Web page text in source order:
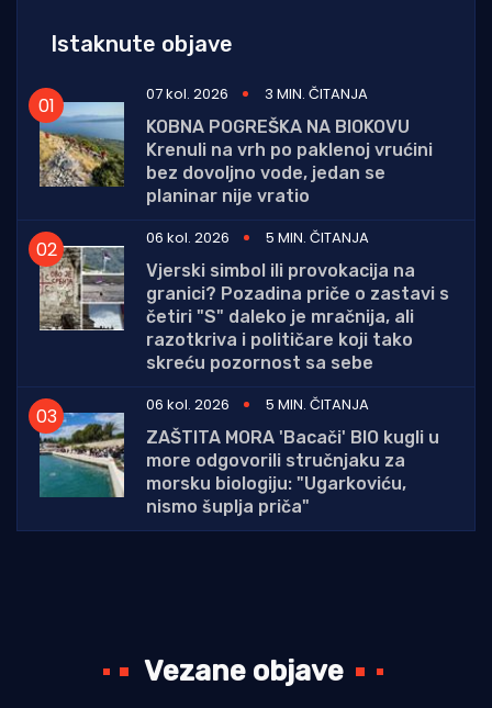
Istaknute objave
07 kol. 2026
3 MIN. ČITANJA
KOBNA POGREŠKA NA BIOKOVU
Krenuli na vrh po paklenoj vrućini
bez dovoljno vode, jedan se
planinar nije vratio
06 kol. 2026
5 MIN. ČITANJA
Vjerski simbol ili provokacija na
granici? Pozadina priče o zastavi s
četiri "S" daleko je mračnija, ali
razotkriva i političare koji tako
skreću pozornost sa sebe
06 kol. 2026
5 MIN. ČITANJA
ZAŠTITA MORA 'Bacači' BIO kugli u
more odgovorili stručnjaku za
morsku biologiju: "Ugarkoviću,
nismo šuplja priča"
Vezane objave